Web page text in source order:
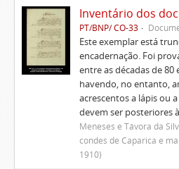
PT/BNP/ CO-33
Este exemplar está
encadernação. Foi
entre as décadas de 80
havendo, no entanto,
acrescentos a lápis ou
devem ser posteriores
Meneses e Távora da
condes de Caparica e
1910)